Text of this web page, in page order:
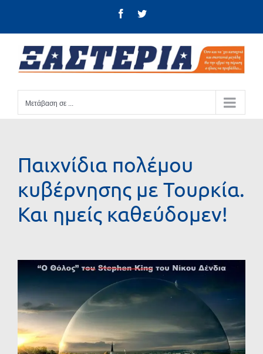
FacebookTwitter
Μετάβαση σε ...
Παιχνίδια πολέμου
κυβέρνησης με Τουρκία.
Και ημείς καθεύδομεν!
Προβολή
μεγαλύτερης
εικόνας